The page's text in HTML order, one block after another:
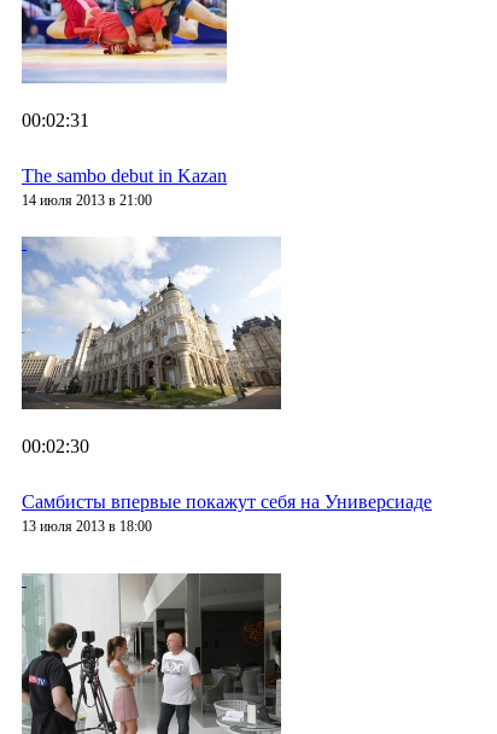
00:02:31
The sambo debut in Kazan
14 июля 2013 в 21:00
00:02:30
Самбисты впервые покажут себя на Универсиаде
13 июля 2013 в 18:00